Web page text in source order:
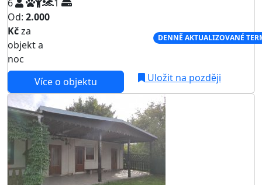
6
1
Od: 2.000
Kčza
objekt a
noc
DENNĚ AKTUALIZOVANÉ
Více o objektu Uložit na později